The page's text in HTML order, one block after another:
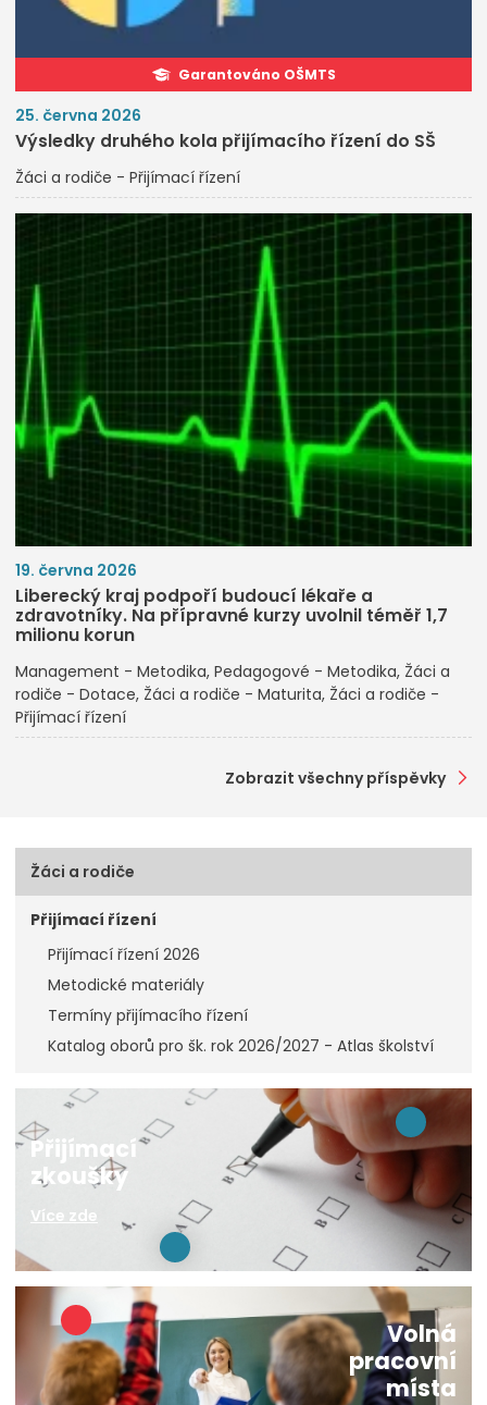
Garantováno OŠMTS
25. června 2026
Výsledky druhého kola přijímacího řízení do SŠ
Žáci a rodiče - Přijímací řízení
19. června 2026
Liberecký kraj podpoří budoucí lékaře a
zdravotníky. Na přípravné kurzy uvolnil téměř 1,7
milionu korun
Management - Metodika Pedagogové - Metodika Žáci a
rodiče - Dotace Žáci a rodiče - Maturita Žáci a rodiče -
Přijímací řízení
Zobrazit všechny příspěvky
Žáci a rodiče
Přijímací řízení
Přijímací řízení 2026
Metodické materiály
Termíny přijímacího řízení
Katalog oborů pro šk. rok 2026/2027 - Atlas školství
Přijímací
zkoušky
Více zde
Volná
pracovní
místa